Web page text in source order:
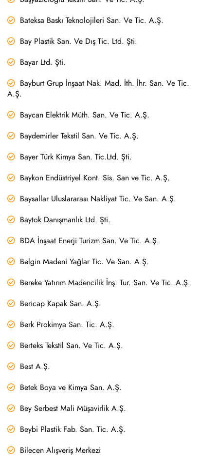
Bateksa Baskı Teknolojileri San. Ve Tic. A.Ş.
Bay Plastik San. Ve Dış Tic. Ltd. Şti.
Bayar Ltd. Şti.
Bayburt Grup İnşaat Nak. Mad. İth. İhr. San. Ve Tic.
A.Ş.
Baycan Elektrik Müth. San. Ve Tic. A.Ş.
Baydemirler Tekstil San. Ve Tic. A.Ş.
Bayer Türk Kimya San. Tic.Ltd. Şti.
Baykon Endüstriyel Kont. Sis. San ve Tic. A.Ş.
Baysallar Uluslararası Nakliyat Tic. Ve San. A.Ş.
Baytok Danışmanlık Ltd. Şti.
BDA İnşaat Enerji Turizm San. Ve Tic. A.Ş.
Belgin Madeni Yağlar Tic. Ve San. A.Ş.
Bereke Yatırım Madencilik İnş. Tur. San. Ve Tic. A.Ş.
Bericap Kapak San. A.Ş.
Berk Prokimya San. Tic. A.Ş.
Berteks Tekstil San. Ve Tic. A.Ş.
Best A.Ş.
Betek Boya ve Kimya San. A.Ş.
Bey Serbest Mali Müşavirlik A.Ş.
Beybi Plastik Fab. San. Tic. A.Ş.
Bilecen Alışveriş Merkezi